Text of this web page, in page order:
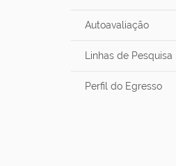
Autoavaliação
Linhas de Pesquisa
Perfil do Egresso